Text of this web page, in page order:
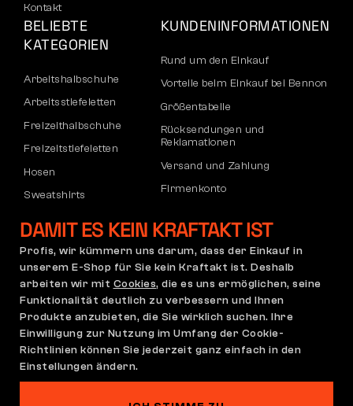
Kontakt
BELIEBTE
KATEGORIEN
Arbeitshalbschuhe
Arbeitsstiefeletten
Freizeithalbschuhe
Freizeitstiefeletten
Hosen
Sweatshirts
KUNDENINFORMATIONEN
Rund um den Einkauf
Vorteile beim Einkauf bei Bennon
Größentabelle
Rücksendungen und
Reklamationen
Versand und Zahlung
Firmenkonto
Reklamation und Garantie
Allgemeine
Geschäftsbedingungen
(AGB)
Reklamationsrichtlinie
Cookie-Einstellungen Datenschutzerklärung
DAMIT ES KEIN KRAFTAKT IST
Profis, wir kümmern uns darum, dass der Einkauf in
unserem E-Shop für Sie kein Kraftakt ist. Deshalb
arbeiten wir mit Cookies, die es uns ermöglichen, seine
Funktionalität deutlich zu verbessern und Ihnen
Produkte anzubieten, die Sie wirklich suchen. Ihre
Einwilligung zur Nutzung im Umfang der Cookie-
Richtlinien können Sie jederzeit ganz einfach in den
Einstellungen ändern.